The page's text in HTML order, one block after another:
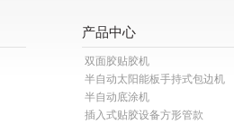
产品中心
双面胶贴胶机
半自动太阳能板手持式包边机
半自动底涂机
插入式贴胶设备方形管款